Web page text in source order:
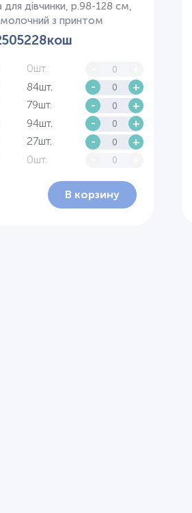
дівчинки, р.98-128 см,
молочний з принтом
0шт.
84шт. - +
79шт. - +
94шт. - +
27шт. - +
0шт.
В корзину